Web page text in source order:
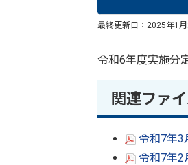
最終更新日： 2025年1
令和6年度実施分
関連ファ
令和7年3
令和7年2